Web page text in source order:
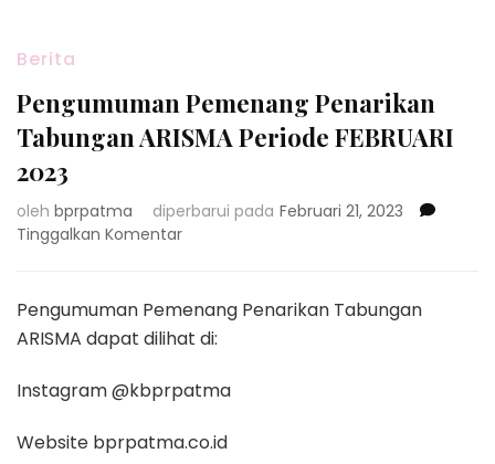
Berita
Pengumuman Pemenang Penarikan
Tabungan ARISMA Periode FEBRUARI
2023
oleh bprpatma diperbarui pada Februari 21, 2023
Tinggalkan Komentarpada
Penarikan
Tabungan
ARISMA
FEBRUARI
Pengumuman Pemenang Penarikan Tabungan
ARISMA dapat dilihat di:
Instagram @kbprpatma
Website bprpatma.co.id